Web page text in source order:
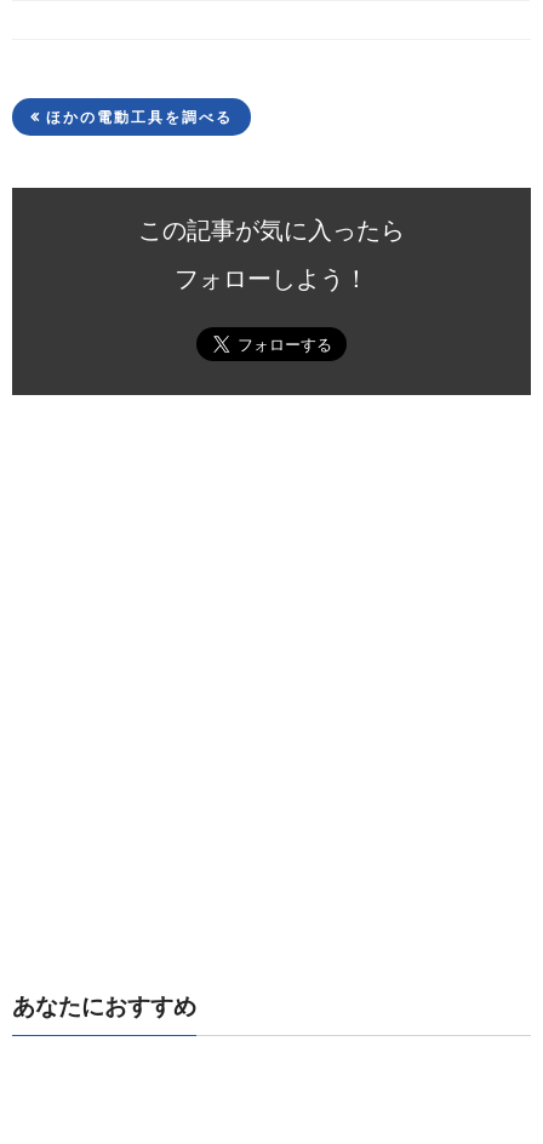
ほかの電動工具を調べる
この記事が気に入ったら
フォローしよう！
あなたにおすすめ